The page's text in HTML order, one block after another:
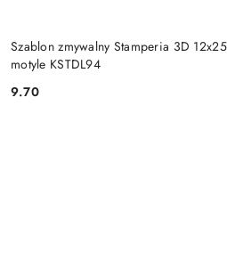
Szablon zmywalny Stamperia 3D
motyle KSTDL94
Cena:
9.70